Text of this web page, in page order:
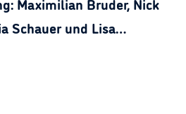
Schauer und Lisa